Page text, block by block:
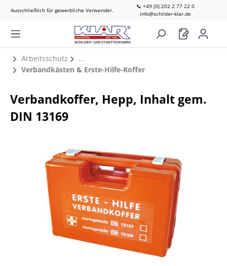
Ausschließlich für gewerbliche Verwender.
📞 +49 (0) 202 2 77 22 0
info@schilder-klar.de
Arbeitsschutz
Verbandkästen & Erste-Hilfe-Koffer
Verbandkoffer, Hepp, Inhalt gem.
DIN 13169